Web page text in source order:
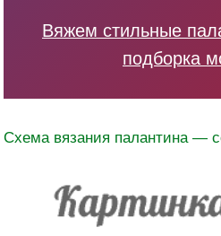
Вяжем стильные
подборка
Схема вязания палантина —